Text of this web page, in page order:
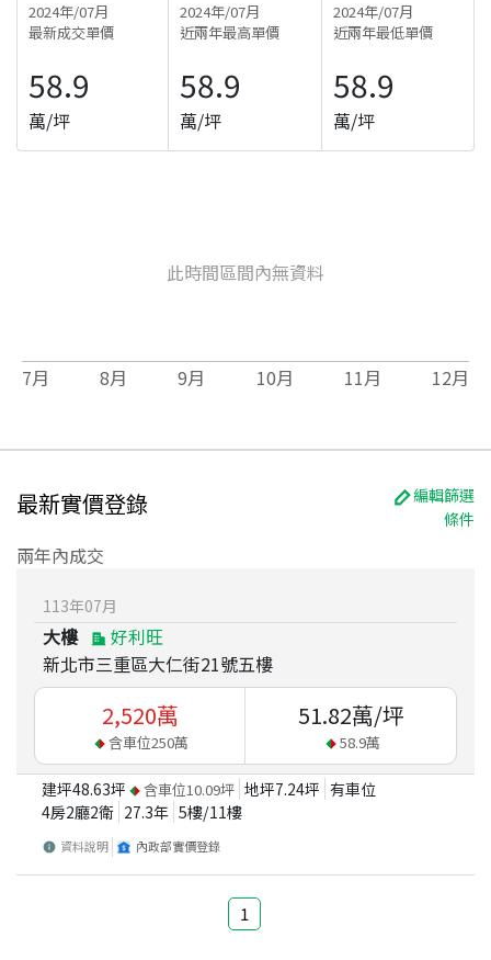
2024年/07月
最新成交單價
58.9
萬/坪
2024年/07月
近兩年最高單價
58.9
萬/坪
2024年/07月
近兩年最低單價
58.9
萬/坪
此時間區間內無資料
7月 8月 9月 10月 11月 12月
最新實價登錄
編輯篩選
條件
兩年內成交
113年07月
大樓
好利旺
新北市三重區大仁街21號五樓
2,520萬
含車位250萬
51.82萬/坪
58.9萬
建坪48.63坪 含車位10.09坪 地坪7.24坪 有車位
4房2廳2衛 27.3年 5樓/11樓
資料說明 內政部實價登錄
1